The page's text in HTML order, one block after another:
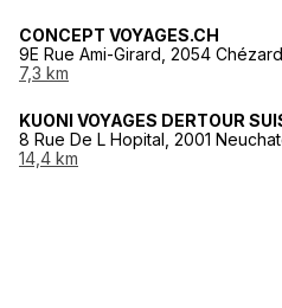
CONCEPT VOYAGES.CH
9E Rue Ami-Girard, 2054 Chézard
7,3 km
KUONI VOYAGES DERTOUR
8 Rue De L Hopital, 2001
14,4 km